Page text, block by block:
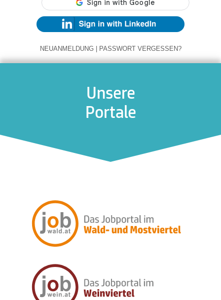
NEUANMELDUNG | PASSWORT VERGESSEN?
Unsere
Portale